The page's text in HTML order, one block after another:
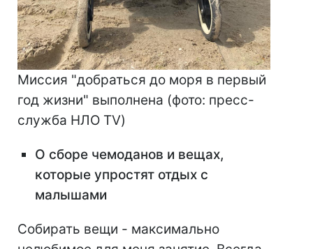
Миссия "добраться до моря в первый
год жизни" выполнена (фото: пресс-
служба НЛО TV)
О сборе чемоданов и вещах,
которые упростят отдых с
малышами
Собирать вещи - максимально